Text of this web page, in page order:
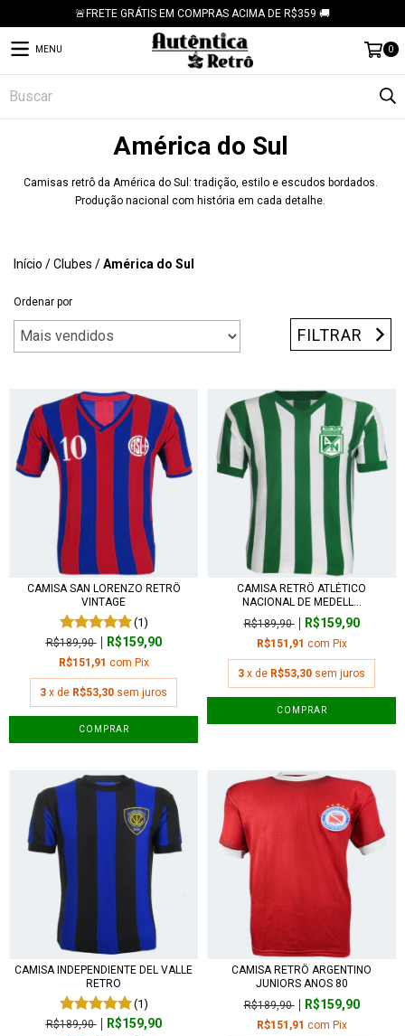
🚨FRETE GRÁTIS EM COMPRAS ACIMA DE R$359 🚚
MENU 0
América do Sul
Camisas retrô da América do Sul: tradição, estilo e escudos bordados.
Produção nacional com história em cada detalhe.
Início /Clubes /América do Sul
Ordenar por
FILTRAR
CAMISA SAN LORENZO RETRÔ
VINTAGE
(1)
R$189,90 R$159,90
R$151,91 com Pix
3 x de R$53,30 sem juros
COMPRAR
CAMISA RETRÔ ATLÉTICO
NACIONAL DE MEDELL...
R$189,90
R$159,90
R$151,91 com Pix
3 x de R$53,30 sem juros
COMPRAR
CAMISA INDEPENDIENTE DEL VALLE
RETRO
(1)
R$189,90 R$159,90
CAMISA RETRÔ ARGENTINO
JUNIORS ANOS 80
R$189,90
R$159,90
R$151,91 com Pix